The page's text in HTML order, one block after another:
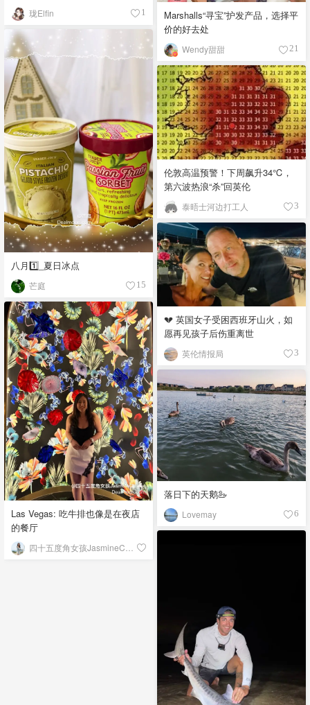
Marshalls“寻宝”护发产品，选择平
价的好去处
Wendy甜甜 21
珑Elfin 1
八月1️⃣_夏日冰点
芒庭 15
伦敦高温预警！下周飙升34℃，
第六波热浪“杀”回英伦
泰晤士河边打工人 3
💔 英国女子受困西班牙山火，如
愿再见孩子后伤重离世
英伦情报局 3
Las Vegas: 吃牛排也像是在夜店
的餐厅
落日下的天鹅🦢
Lovemay 6